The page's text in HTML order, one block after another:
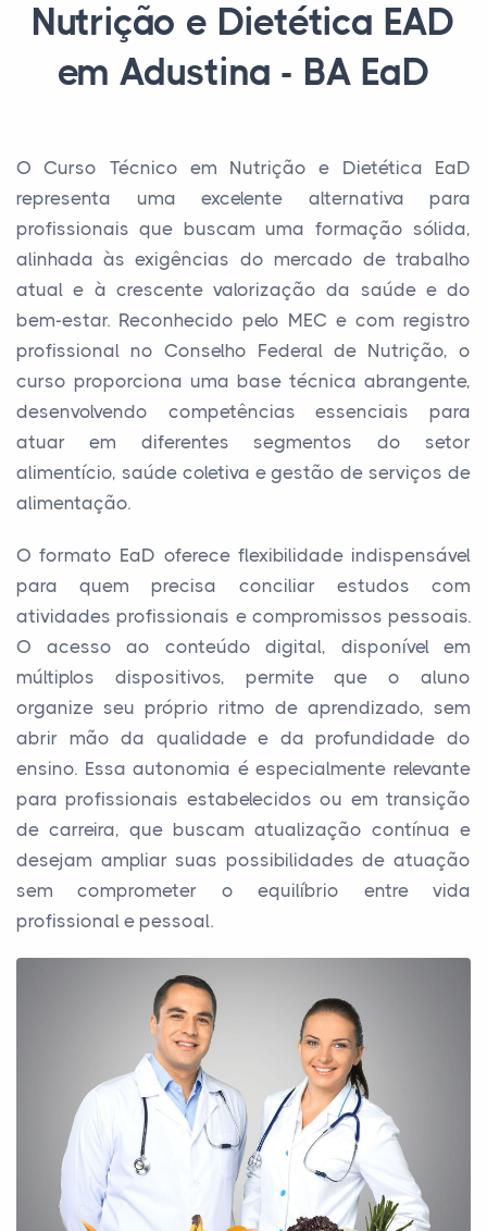
Nutrição e Dietética EAD
em Adustina - BA EaD
O Curso Técnico em Nutrição e Dietética EaD
representa uma excelente alternativa para
profissionais que buscam uma formação sólida,
alinhada às exigências do mercado de trabalho
atual e à crescente valorização da saúde e do
bem-estar. Reconhecido pelo MEC e com registro
profissional no Conselho Federal de Nutrição, o
curso proporciona uma base técnica abrangente,
desenvolvendo competências essenciais para
atuar em diferentes segmentos do setor
alimentício, saúde coletiva e gestão de serviços de
alimentação.
O formato EaD oferece flexibilidade indispensável
para quem precisa conciliar estudos com
atividades profissionais e compromissos pessoais.
O acesso ao conteúdo digital, disponível em
múltiplos dispositivos, permite que o aluno
organize seu próprio ritmo de aprendizado, sem
abrir mão da qualidade e da profundidade do
ensino. Essa autonomia é especialmente relevante
para profissionais estabelecidos ou em transição
de carreira, que buscam atualização contínua e
desejam ampliar suas possibilidades de atuação
sem comprometer o equilíbrio entre vida
profissional e pessoal.